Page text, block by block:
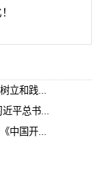
立和践...
平总书...
中国开...